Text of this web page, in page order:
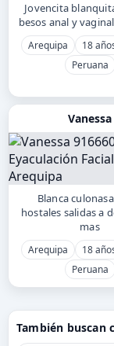
Jovencita
besos anal y
Arequipa 18
Peruana
Vanessa
Blanca
hostales salidas a
mas
Arequipa 18
Peruana
También buscan